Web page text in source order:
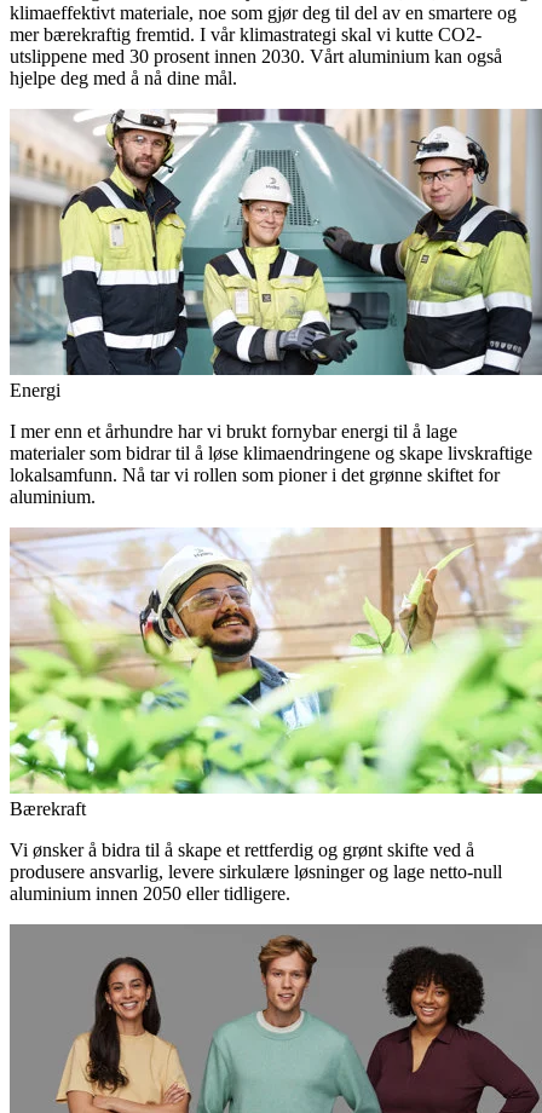
klimaeffektivt materiale, noe som gjør deg til del av en smartere og
mer bærekraftig fremtid. I vår klimastrategi skal vi kutte CO2-
utslippene med 30 prosent innen 2030. Vårt aluminium kan også
hjelpe deg med å nå dine mål.
Energi
I mer enn et århundre har vi brukt fornybar energi til å lage
materialer som bidrar til å løse klimaendringene og skape livskraftige
lokalsamfunn. Nå tar vi rollen som pioner i det grønne skiftet for
aluminium.
Bærekraft
Vi ønsker å bidra til å skape et rettferdig og grønt skifte ved å
produsere ansvarlig, levere sirkulære løsninger og lage netto-null
aluminium innen 2050 eller tidligere.